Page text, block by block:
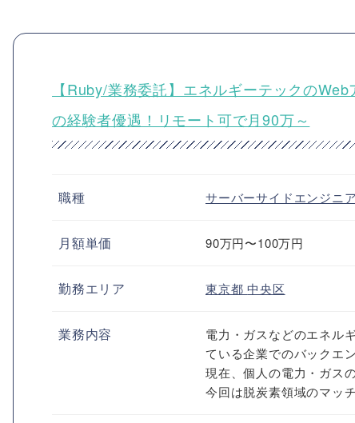
【Ruby/業務委託】エネルギーテックの
の経験者優遇！リモート可で月90万～
職種 サーバーサイドエンジニア
月額単価 90万円〜100万円
勤務エリア 東京都中央区
業務内容
電力・ガスなどのエネル
ている企業でのバックエ
現在、個人の電力・ガス
今回は脱炭素領域のマッ